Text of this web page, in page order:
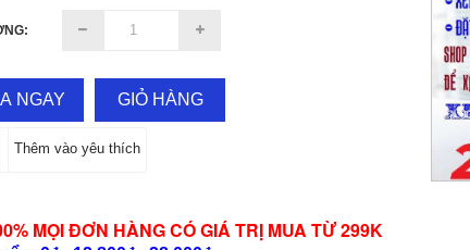
NGAY GIỎ HÀNG
Thêm vào yêu thích
MỌI ĐƠN HÀNG CÓ GIÁ TRỊ MUA TỪ 299K